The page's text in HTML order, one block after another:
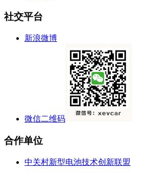
社交平台
新浪微博
微信二维码
合作单位
中关村新型电池技术创新联盟